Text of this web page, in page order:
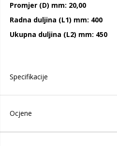
Promjer (D) mm: 20,00
Radna duljina (L1) mm: 400
Ukupna duljina (L2) mm: 450
Specifikacije
Ocjene